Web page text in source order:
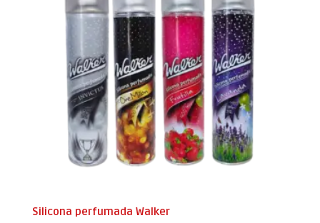
Silicona perfumada Walker